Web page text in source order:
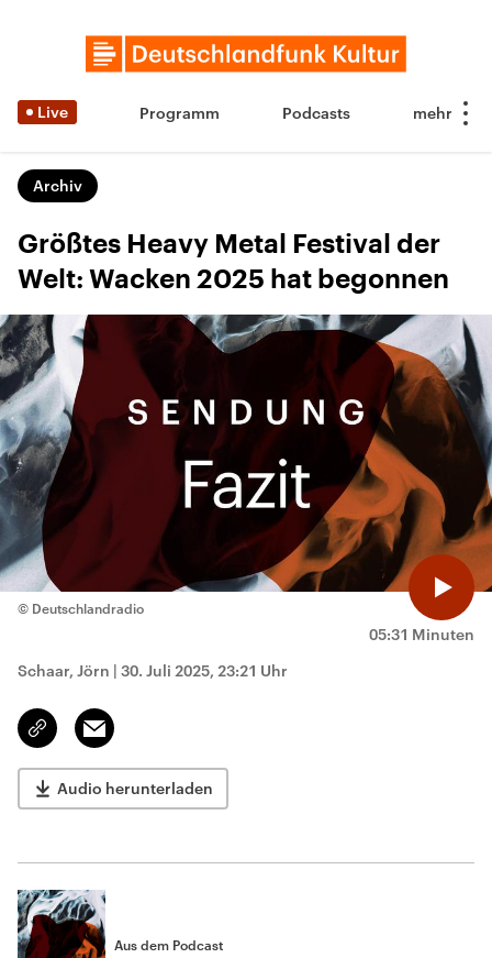
Live Programm Podcasts
Archiv
Größtes Heavy Metal Festival der
Welt: Wacken 2025 hat begonnen
05:31 Minuten
© Deutschlandradio
Schaar, Jörn | 30. Juli 2025, 23:21 Uhr
Link
kopieren/teilen
Email
Audio herunterladen
Aus dem Podcast